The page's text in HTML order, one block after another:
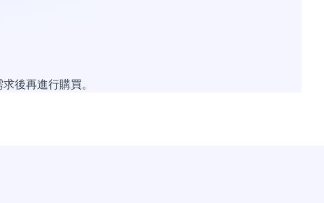
後再進行購買。